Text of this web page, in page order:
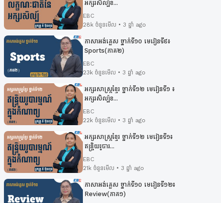
អក្សរសាស្រ្ដខ្មែរ ថ្នាក់ទី១២ មេរៀនទី៧៖ ពិធីចម្រើន...
EBC
អក្សរសាស្រ្ដខ្មែរ ថ្នាក់ទី១២ មេរៀនទី៧៖ ប្រពៃណីខ្ម...
EBC
អក្សរសាស្រ្ដខ្មែរ ថ្នាក់ទី១២ មេរៀនទី៧៖ នៅពេលស្លាប...
អក្សរសាស្រ្ដខ្មែរ ថ្នាក់ទី១២ មេរៀនទី៧៖ ការស្រាវជ្...
EBC
អក្សរសាស្រ្ដខ្មែរ ថ្នាក់ទី១២ មេរៀនទី6៖ សិលាចារឹក ...
EBC
អក្សរសិល្ប៍ខ...
EBC
28k ចំនួនមើល • 3 ឆ្នាំ ago
ភាសាអង់គ្លេស ថ្នាក់ទី១០ មេរៀនទី៩៖​
Sports(ភាគ២)
EBC
23k ចំនួនមើល • 3 ឆ្នាំ ago
អក្សរសាស្រ្ដខ្មែរ ថ្នាក់ទី១២ មេរៀនទី១ ៖
អក្សរសិល្ប៍ខ...
EBC
22k ចំនួនមើល • 3 ឆ្នាំ ago
អក្សរសាស្ត្រខ្មែរ ថ្នាក់ទី១២ មេរៀនទី១៖
ឥន្ទ្រិយរូបារ...
EBC
21k ចំនួនមើល • 3 ឆ្នាំ ago
ភាសាអង់គ្លេស ថ្នាក់ទី១០ មេរៀនទី១២៖​
Review(ភាគ១)